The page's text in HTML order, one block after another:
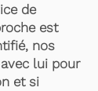
de
est
nos
lui pour
et si